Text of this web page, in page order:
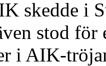
skedde i
stod
i AIK-